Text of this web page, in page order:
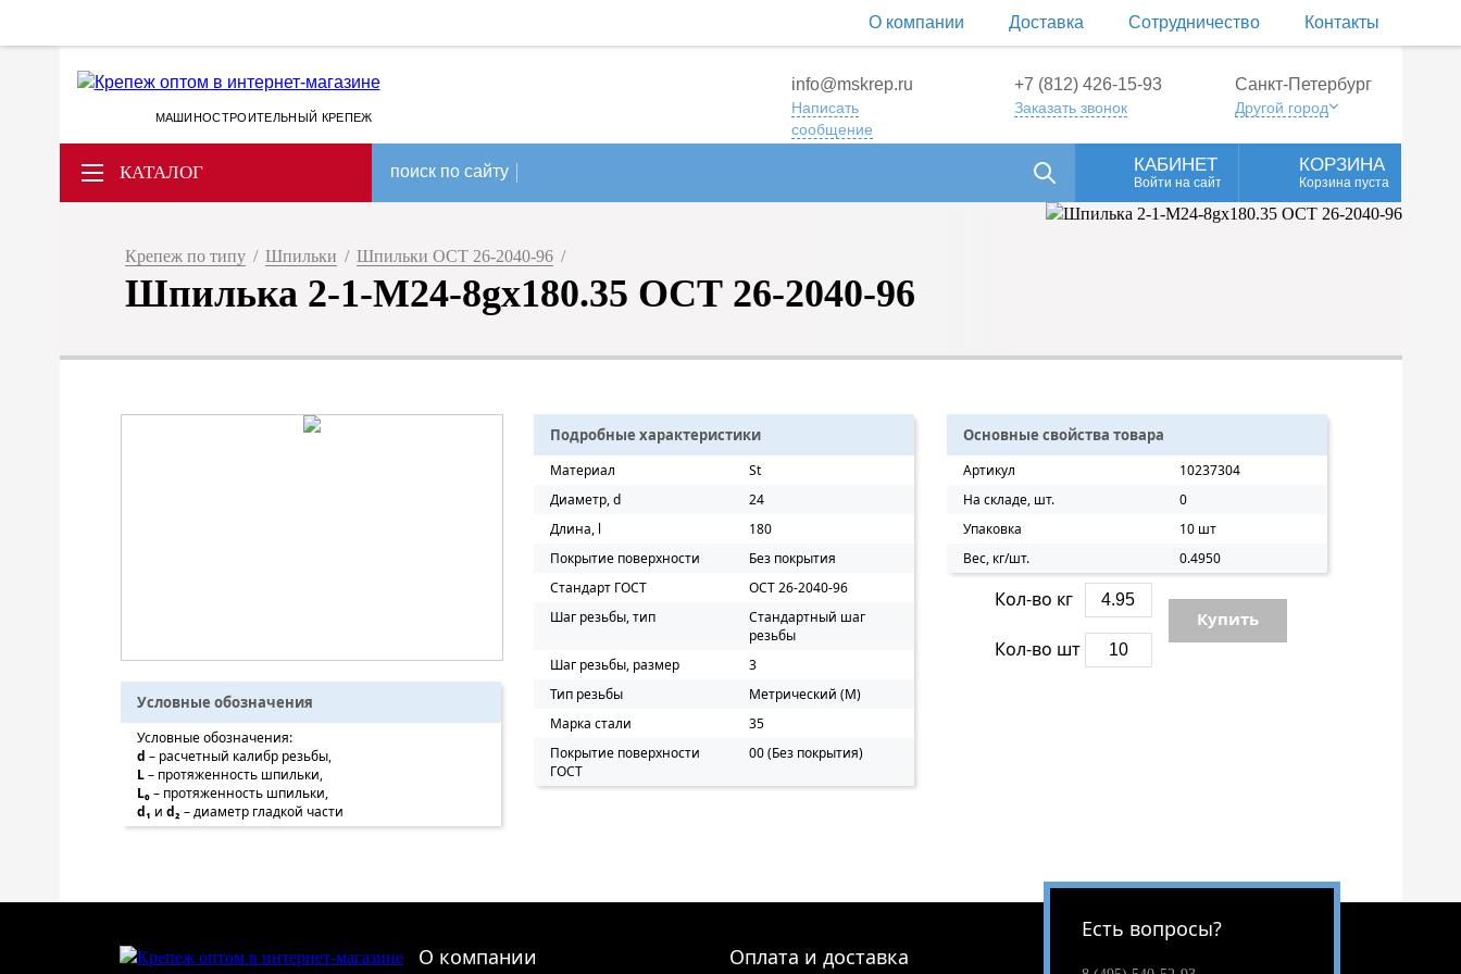
О компании Доставка Сотрудничество Контакты
МАШИНОСТРОИТЕЛЬНЫЙ КРЕПЕЖ
info@mskrep.ru
Написать
сообщение
+7 (812) 426-15-93
Заказать звонок
Санкт-Петербург
Другой город
КАТАЛОГ поиск по сайту КАБИНЕТ
Войти на сайт
КОРЗИНА
Корзина пуста
Крепеж по типу / Шпильки / Шпильки ОСТ 26-2040-96 /
Шпилька 2-1-М24-8gх180.35 ОСТ 26-2040-96
Условные обозначения
Условные обозначения:
d – расчетный калибр резьбы,
L– протяженность шпильки,
L₀– протяженность шпильки,
d₁ и d₂ – диаметр гладкой части
Подробные характеристики
Материал
St
Диаметр, d
24
Длина, l
180
Покрытие поверхности
Без покрытия
Стандарт ГОСТ
ОСТ 26-2040-96
Шаг резьбы, тип
Стандартный шаг
резьбы
Шаг резьбы, размер
3
Тип резьбы
Метрический (M)
Марка стали
35
Покрытие поверхности
ГОСТ
00 (Без покрытия)
Основные свойства товара
Артикул
10237304
На складе, шт.
0
Упаковка
10 шт
Вес, кг/шт.
0.4950
Кол-во кг
Кол-во шт
Купить
О компании Оплата и доставка
Есть вопросы?